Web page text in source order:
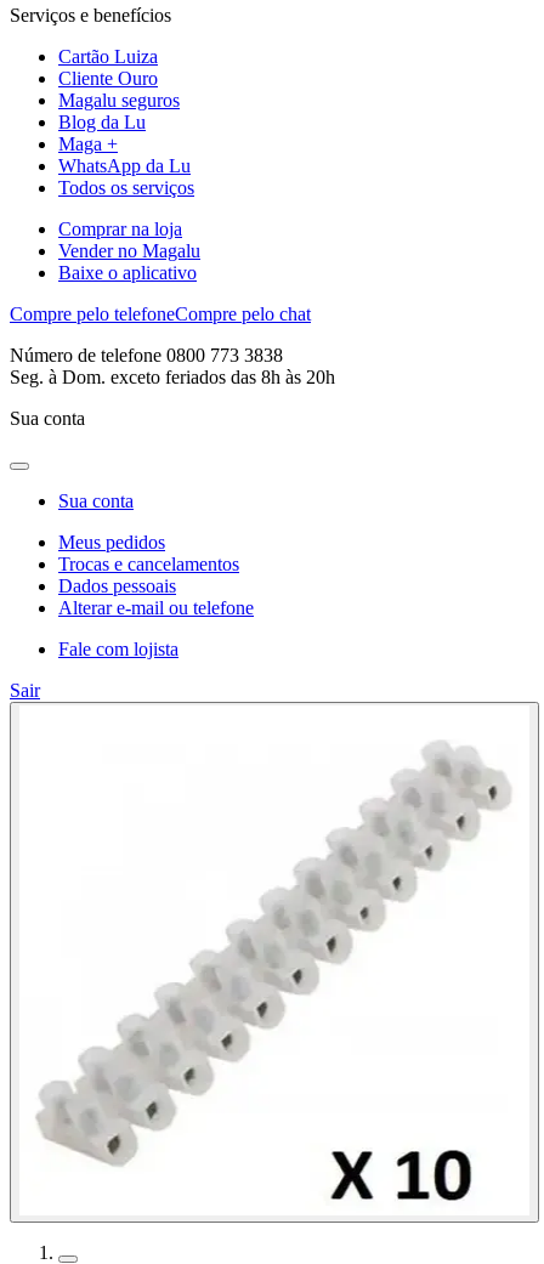
Serviços e benefícios
Cartão Luiza
Cliente Ouro
Magalu seguros
Blog da Lu
Maga +
WhatsApp da Lu
Todos os serviços
Comprar na loja
Vender no Magalu
Baixe o aplicativo
Compre pelo telefoneCompre pelo chat
Número de telefone 0800 773 3838
Seg. à Dom. exceto feriados das 8h às 20h
Sua conta
Sua conta
Meus pedidos
Trocas e cancelamentos
Dados pessoais
Alterar e-mail ou telefone
Fale com lojista
Sair